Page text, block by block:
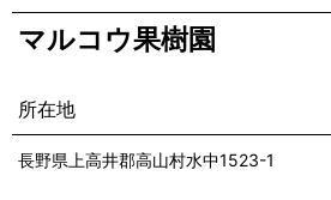
マルコウ果樹園
所在地
長野県上高井郡高山村水中1523-1